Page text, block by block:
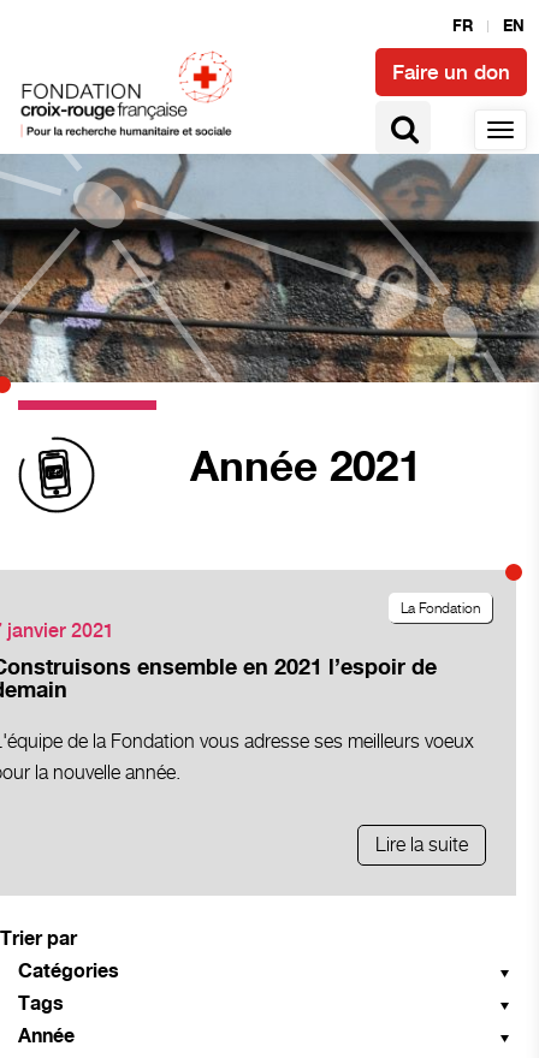
FR EN
Faire un don
Année 2021
janvier 2021
ensemble en 2021 l’espoir de
La Fondation
de la Fondation vous adresse ses meilleurs voeux
la nouvelle année.
Lire la suite
Trier par
Catégories
Tags
Année